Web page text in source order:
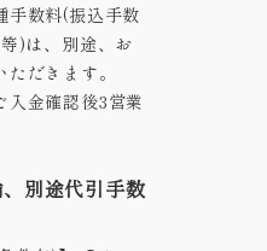
手数料(振込手数
)は、別途、お
だきます。
入金確認後3営業
別途代引手数